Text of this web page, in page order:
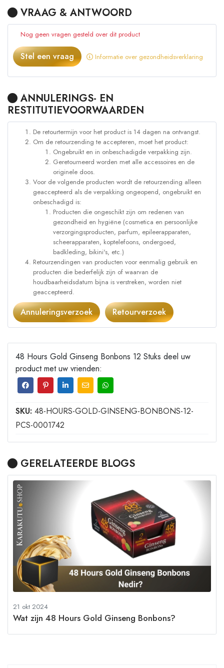
VRAAG & ANTWOORD
Nog geen vragen gesteld over dit product
Stel een vraag Informatie over gezondheidsverklaring
ANNULERINGS- EN
RESTITUTIEVOORWAARDEN
De retourtermijn voor het product is 14 dagen na ontvangst.
Om de retourzending te accepteren, moet het product:
Ongebruikt en in onbeschadigde verpakking zijn.
Geretourneerd worden met alle accessoires en de
originele doos.
Voor de volgende producten wordt de retourzending alleen
geaccepteerd als de verpakking ongeopend, ongebruikt en
onbeschadigd is:
Producten die ongeschikt zijn om redenen van
gezondheid en hygiëne (cosmetica en persoonlijke
verzorgingsproducten, parfum, epileerapparaten,
scheerapparaten, koptelefoons, ondergoed,
badkleding, bikini's, etc.)
Retourzendingen van producten voor eenmalig gebruik en
producten die bederfelijk zijn of waarvan de
houdbaarheidsdatum bijna is verstreken, worden niet
geaccepteerd.
Annuleringsverzoek Retourverzoek
48 Hours Gold Ginseng Bonbons 12 Stuks deel uw
product met uw vrienden:
SKU: 48-HOURS-GOLD-GINSENG-BONBONS-12-
PCS-0001742
GERELATEERDE BLOGS
21 okt 2024
Wat zijn 48 Hours Gold Ginseng Bonbons?